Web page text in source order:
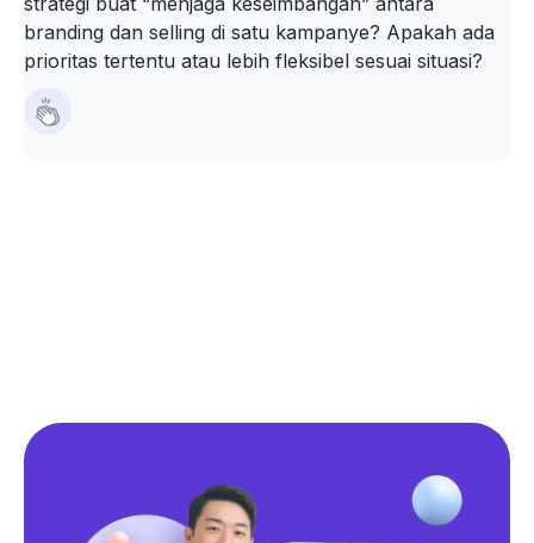
branding dan selling di satu kampanye? Apakah ada
prioritas tertentu atau lebih fleksibel sesuai situasi?